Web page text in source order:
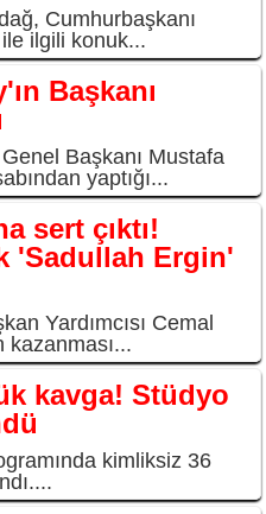
Cumhurbaşkanı
ile ilgili konuk...
Başkanı
Başkanı Mustafa
yaptığı...
sert çıktı!
'Sadullah Ergin'
Yardımcısı Cemal
kazanması...
kavga! Stüdyo
kimliksiz 36